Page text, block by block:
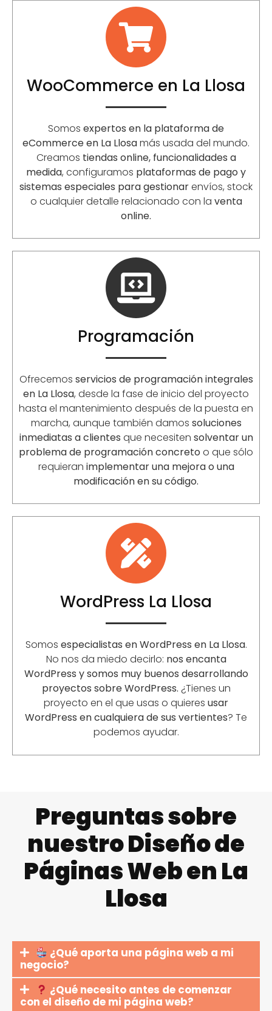
WooCommerce en La Llosa
Somos expertos en la plataforma de
eCommerce en La Llosamás usada del mundo.
Creamos tiendas online, funcionalidades a
medida, configuramos plataformas de pago y
sistemas especiales para gestionarenvíos, stock
o cualquier detalle relacionado con la venta
online.
Programación
Ofrecemos servicios de programación integrales
en La Llosa, desde la fase de inicio del proyecto
hasta el mantenimiento después de la puesta en
marcha, aunque también damos soluciones
inmediatas a clientes que necesiten solventar un
problema de programación concreto o que sólo
requieran implementar una mejora o una
modificación en su código.
WordPress La Llosa
Somos especialistas en WordPress en La Llosa.
No nos da miedo decirlo: nos encanta
WordPress y somos muy buenos desarrollando
proyectos sobre WordPress. ¿Tienes un
proyecto en el que usas o quieres usar
WordPress en cualquiera de sus vertientes? Te
podemos ayudar.
Preguntas sobre
nuestro Diseño de
Páginas Web en La
Llosa
¿Qué aporta una página web a mi
negocio?
¿Qué necesito antes de comenzar
con el diseño de mi página web?